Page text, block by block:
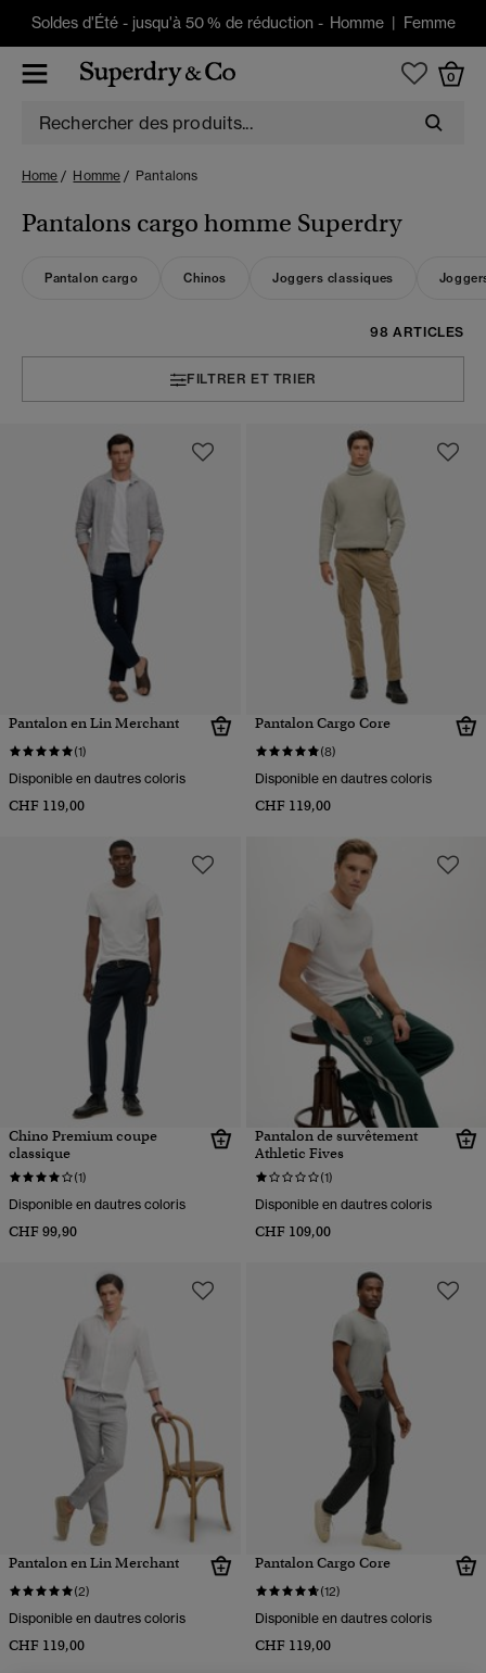
Soldes d'Été -jusqu'à 50 % de réduction - Homme| Femme
0
Home Homme Pantalons
Pantalons cargo homme Superdry
Pantalon cargo Chinos Joggers classiques
98 ARTICLES
FILTRER ET TRIER
Pantalon en Lin Merchant
(1)
Disponible en dautres coloris
CHF 119,00
Pantalon Cargo Core
(8)
Disponible en dautres coloris
CHF 119,00
Chino Premium coupe
classique
(1)
Disponible en dautres coloris
CHF 99,90
Pantalon de survêtement
Athletic Fives
(1)
Disponible en dautres coloris
CHF 109,00
Pantalon en Lin Merchant
(2)
Disponible en dautres coloris
CHF 119,00
Pantalon Cargo Core
(12)
Disponible en dautres coloris
CHF 119,00